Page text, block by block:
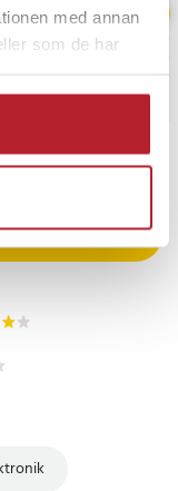
med annan
som de har